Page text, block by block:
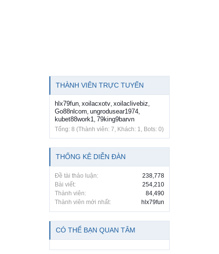
THÀNH VIÊN TRỰC TUYẾN
hlx79fun xoilacxotv xoilaclivebiz
Go88nlcom ungrodusear1974
kubet88work1 79king9barvn
Tổng: 8 (Thành viên: 7, Khách: 1, Bots: 0)
THỐNG KÊ DIỄN ĐÀN
Đề tài thảo luận:
238,778
Bài viết:
254,210
Thành viên:
84,490
Thành viên mới nhất:
hlx79fun
CÓ THỂ BẠN QUAN TÂM